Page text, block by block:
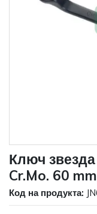
Ключ
Cr.Mo. 60 mm
Код на продукта: